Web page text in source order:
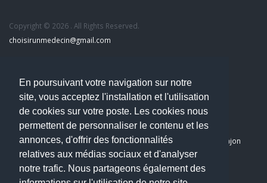
En poursuivant votre navigation sur notre
site, vous acceptez l'installation et l'utilisation
de cookies sur votre poste. Les cookies nous
permettent de personnaliser le contenu et les
annonces, d'offrir des fonctionnalités
relatives aux médias sociaux et d'analyser
notre trafic. Nous partageons également des
Copyright © 2026 . All Rights Reserved.
choisirunmedecin@gmail.com
Accueil
Blog
Mon compte
Dernier avis : PASCAL DELCAMPE, Chirurgien maxillo-faciale à Arpajon
Mentions légales
Politique de confidentialité